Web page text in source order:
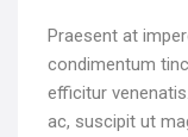
Praesent at
condimentum
efficitur
ac, suscipit ut